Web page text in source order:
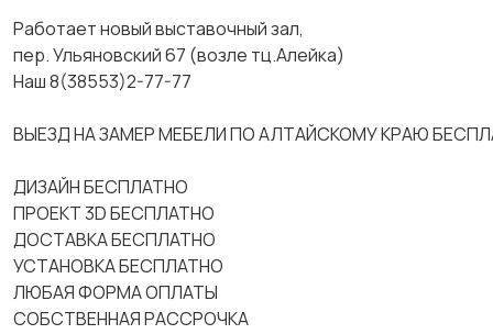
Работает новый выставочный зал,
пер. Ульяновский 67 (возле тц.Алейка)
Наш 8(38553)2-77-77
ВЫЕЗД НА ЗАМЕР МЕБЕЛИ ПО АЛТАЙСКОМУ КРАЮ
ДИЗАЙН БЕСПЛАТНО
ПРОЕКТ 3D БЕСПЛАТНО
ДОСТАВКА БЕСПЛАТНО
УСТАНОВКА БЕСПЛАТНО
ЛЮБАЯ ФОРМА ОПЛАТЫ
СОБСТВЕННАЯ РАССРОЧКА